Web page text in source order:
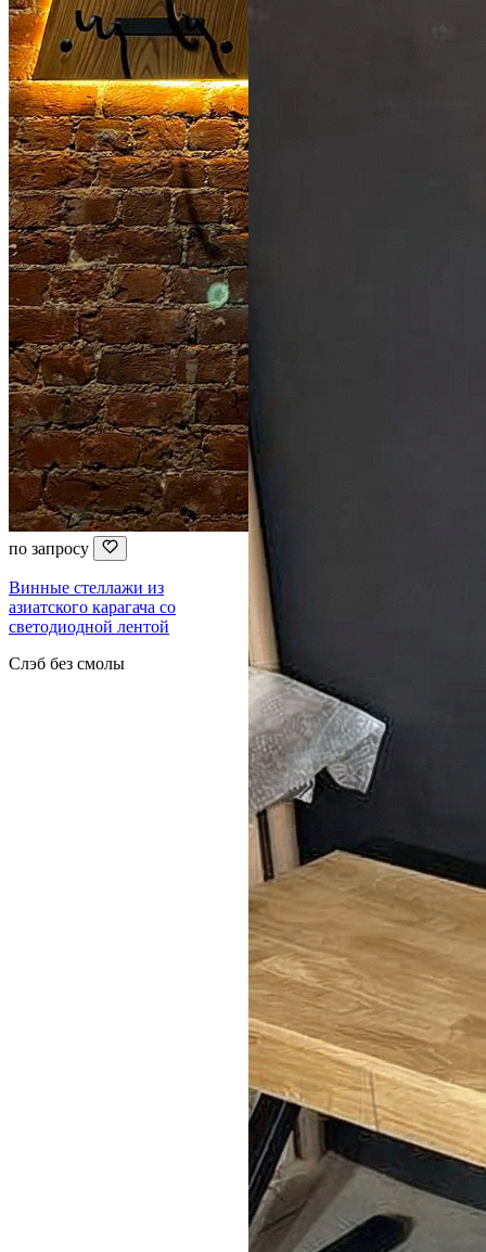
по запросу
Винные стеллажи из
азиатского карагача со
светодиодной лентой
Слэб без смолы